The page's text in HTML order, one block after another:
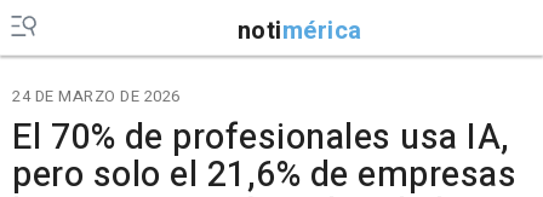
notimérica
24 DE MARZO DE 2026
El 70% de profesionales usa IA,
pero solo el 21,6% de empresas